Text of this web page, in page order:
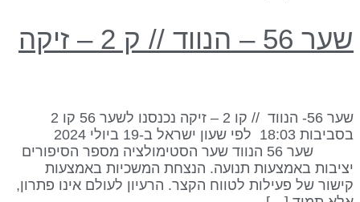
56 – הנווד // ק 2 – זיקה
שער 56- הנווד // קו 2 – זיקה נכנסנו לשער 56 קו 2
בסביבות 18:03 לפי שעון ישראל ב-19 ביולי 2024
שער 56 הנווד שער הסטימולציה מספר הסיפורים
באמצעות תנועה. הנצחת המשכיות באמצעות
של פעילות לטווח הקצר. הרעיון לעולם אינו פתרון,